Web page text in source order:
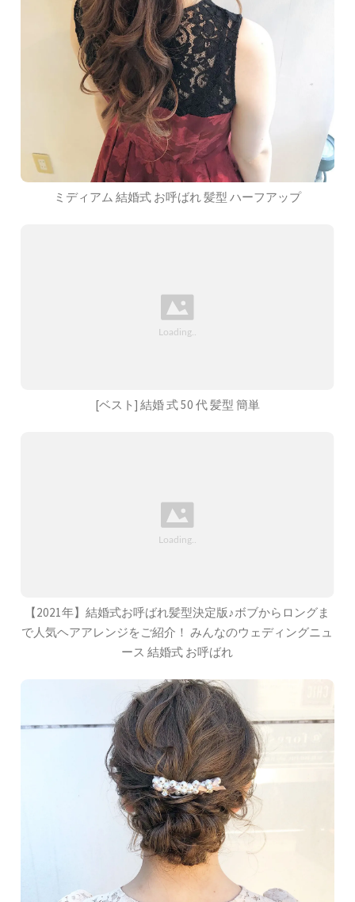
ミディアム 結婚式 お呼ばれ 髪型 ハーフアップ
[ベスト] 結婚 式 50 代 髪型 簡単
【2021年】結婚式お呼ばれ髪型決定版♪ボブからロングま
で人気ヘアアレンジをご紹介！ みんなのウェディングニュ
ース 結婚式 お呼ばれ